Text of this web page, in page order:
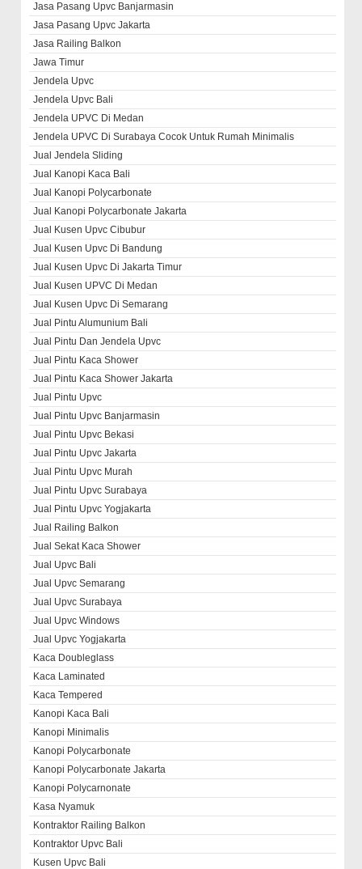
Jasa Pasang Upvc Banjarmasin
Jasa Pasang Upvc Jakarta
Jasa Railing Balkon
Jawa Timur
Jendela Upvc
Jendela Upvc Bali
Jendela UPVC Di Medan
Jendela UPVC Di Surabaya Cocok Untuk Rumah Minimalis
Jual Jendela Sliding
Jual Kanopi Kaca Bali
Jual Kanopi Polycarbonate
Jual Kanopi Polycarbonate Jakarta
Jual Kusen Upvc Cibubur
Jual Kusen Upvc Di Bandung
Jual Kusen Upvc Di Jakarta Timur
Jual Kusen UPVC Di Medan
Jual Kusen Upvc Di Semarang
Jual Pintu Alumunium Bali
Jual Pintu Dan Jendela Upvc
Jual Pintu Kaca Shower
Jual Pintu Kaca Shower Jakarta
Jual Pintu Upvc
Jual Pintu Upvc Banjarmasin
Jual Pintu Upvc Bekasi
Jual Pintu Upvc Jakarta
Jual Pintu Upvc Murah
Jual Pintu Upvc Surabaya
Jual Pintu Upvc Yogjakarta
Jual Railing Balkon
Jual Sekat Kaca Shower
Jual Upvc Bali
Jual Upvc Semarang
Jual Upvc Surabaya
Jual Upvc Windows
Jual Upvc Yogjakarta
Kaca Doubleglass
Kaca Laminated
Kaca Tempered
Kanopi Kaca Bali
Kanopi Minimalis
Kanopi Polycarbonate
Kanopi Polycarbonate Jakarta
Kanopi Polycarnonate
Kasa Nyamuk
Kontraktor Railing Balkon
Kontraktor Upvc Bali
Kusen Upvc Bali